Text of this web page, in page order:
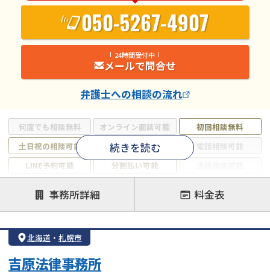
何度でも相談無料 オンライン面談可能
初回相談無料
土日祝の相談可能
19時以降電話可能
電話相談可能
LINE予約可能
分割払い可能
借金返済相談・交渉
自己破産
任意整理
個人再生
会社破産・法人破産
続きを読む
050-5267-4907
24時間受付中
メールで問合せ
弁護士への相談の流れ
事務所詳細 料金表
北海道 ・ 札幌市
吉原法律事務所